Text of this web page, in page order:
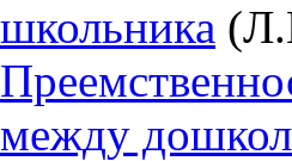
школьника
между